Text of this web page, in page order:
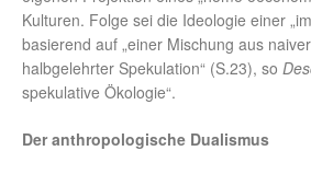
Kulturen. Folge sei die Ideologie einer
basierend auf „einer Mischung aus
halbgelehrter Spekulation“ (S.23), so
spekulative Ökologie“.
Der anthropologische Dualismus